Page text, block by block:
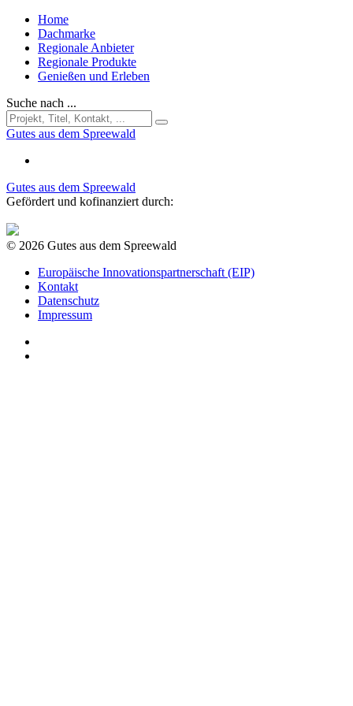
Home
Dachmarke
Regionale Anbieter
Regionale Produkte
Genießen und Erleben
Suche nach ...
Gutes aus dem Spreewald
Gutes aus dem Spreewald
Gefördert und kofinanziert durch:
© 2026 Gutes aus dem Spreewald
Europäische Innovationspartnerschaft (EIP)
Kontakt
Datenschutz
Impressum